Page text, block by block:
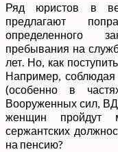
Ряд юристов в
предлагают
определенного
пребывания на
лет. Но, как
Например, соблюдая
(особенно в
Вооруженных сил,
женщин пройдут
сержантских
на пенсию?